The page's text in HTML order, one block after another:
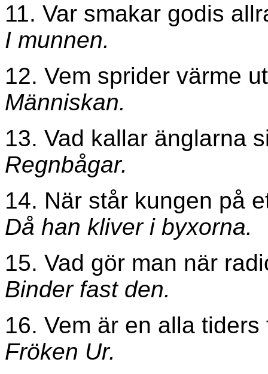
11. Var smakar godis
I munnen.
12. Vem sprider värme
Människan.
13. Vad kallar änglarna
Regnbågar.
14. När står kungen på
Då han kliver i byxorna.
15. Vad gör man när
Binder fast den.
16. Vem är en alla tiders
Fröken Ur.